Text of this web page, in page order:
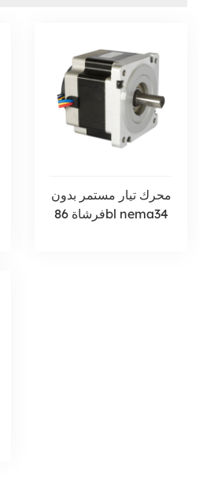
محرك تيار مستمر بدون
فرشاة 86bl nema34